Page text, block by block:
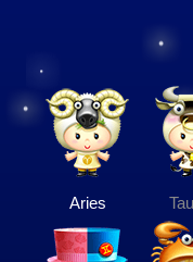
Aries